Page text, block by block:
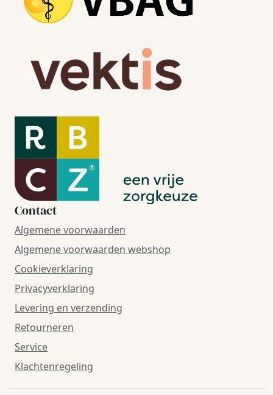
Contact
Algemene voorwaarden
Algemene voorwaarden webshop
Cookieverklaring
Privacyverklaring
Levering en verzending
Retourneren
Service
Klachtenregeling